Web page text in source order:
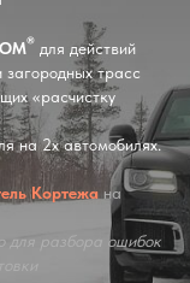
® для действий
загородных трасс
«расчистку
на 2х автомобилях.
Кортежа на
для разбора ошибок